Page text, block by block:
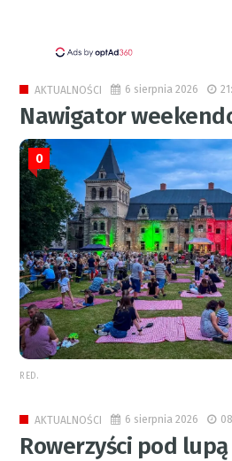
AKTUALNOŚCI 6 sierpnia 2026
Nawigator
0
RED.
AKTUALNOŚCI 6 sierpnia 2026
Rowerzyści pod